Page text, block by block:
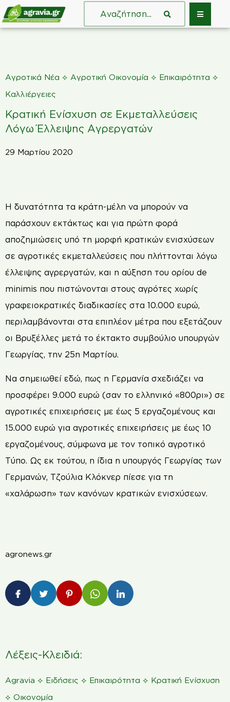
Αγροτικά Νέα ⟡ Αγροτική Οικονομία ⟡ Επικαιρότητα ⟡
Καλλιέργειες
Κρατική Ενίσχυση σε Εκμεταλλεύσεις
Λόγω Έλλειψης Αγρεργατών
29 Μαρτίου 2020
Η δυνατότητα τα κράτη-μέλη να μπορούν να
παράσχουν εκτάκτως και για πρώτη φορά
αποζημιώσεις υπό τη μορφή κρατικών ενισχύσεων
σε αγροτικές εκμεταλλεύσεις που πλήττονται λόγω
έλλειψης αγρεργατών, και η αύξηση του ορίου de
minimis που πιστώνονται στους αγρότες χωρίς
γραφειοκρατικές διαδικασίες στα 10.000 ευρώ,
περιλαμβάνονται στα επιπλέον μέτρα που εξετάζουν
οι Βρυξέλλες μετά το έκτακτο συμβούλιο υπουργών
Γεωργίας, την 25η Μαρτίου.
Να σημειωθεί εδώ, πως η Γερμανία σχεδιάζει να
προσφέρει 9.000 ευρώ (σαν το ελληνικό «800ρι») σε
αγροτικές επιχειρήσεις με έως 5 εργαζομένους και
15.000 ευρώ για αγροτικές επιχειρήσεις με έως 10
εργαζομένους, σύμφωνα με τον τοπικό αγροτικό
Τύπο. Ως εκ τούτου, η ίδια η υπουργός Γεωργίας των
Γερμανών, Τζούλια Κλόκνερ πίεσε για τη
«χαλάρωση» των κανόνων κρατικών ενισχύσεων.
agronews.gr
Λέξεις-Κλειδιά:
Agravia ⟡ Ειδήσεις ⟡ Επικαιρότητα ⟡ Κρατική Ενίσχυση
⟡ Οικονομία